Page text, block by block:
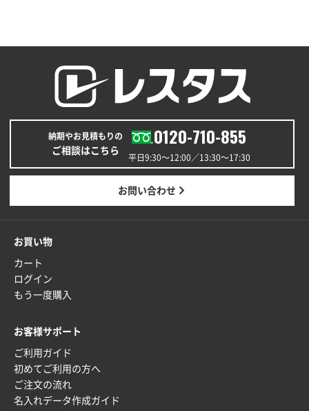
神奈川県S社様
ワンポイント箔押し紙袋 M横サイズ(A4対応) 500
枚
2025年12月16日 10:39
短納期対応が素晴らしい
安い、早い
2025年12月04日 17:34
兵庫県のお客様
スタンダードメモ100P
2025年12月02日 23:00
ロゴが入れられること
納期やお見積もりの
ご相談はこちら
0120-710-855
平日9:30〜12:00／13:30〜17:30
お問い合わせ
お買い物
カート
ログイン
もう一度購入
お客様サポート
ご利用ガイド
初めてご利用の方へ
ご注文の流れ
名入れデータ作成ガイド